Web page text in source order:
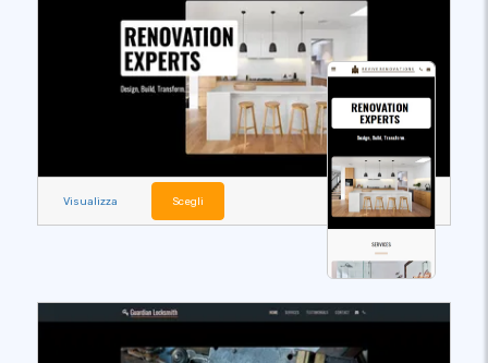
Visualizza Scegli